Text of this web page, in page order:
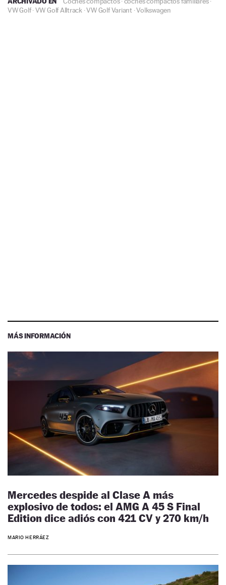
VW Golf·VW Golf Alltrack ·VW Golf Variant·Volkswagen
MÁS INFORMACIÓN
Mercedes despide al Clase A más
explosivo de todos: el AMG A 45 S Final
Edition dice adiós con 421 CV y 270 km/h
MARIO HERRÁEZ